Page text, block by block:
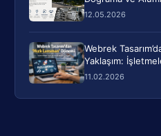
12.05.2026
Webrek
Yaklaşım:
11.02.2026